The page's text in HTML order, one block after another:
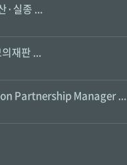
·실종 ...
재판 ...
Partnership Manager ...